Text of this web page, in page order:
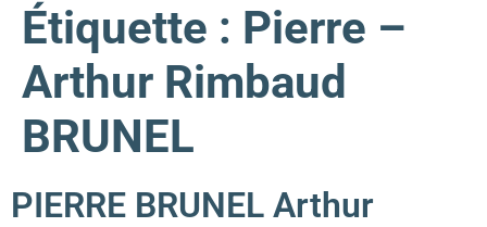
Étiquette : Pierre –
Arthur Rimbaud
BRUNEL
PIERRE BRUNEL Arthur